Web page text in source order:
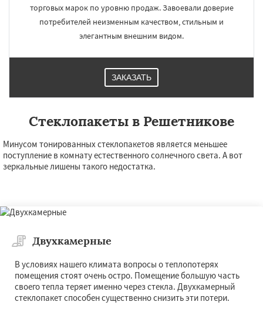
торговых марок по уровню продаж. Завоевали доверие
потребителей неизменным качеством, стильным и
элегантным внешним видом.
ЗАКАЗАТЬ
Стеклопакеты в Решетникове
Минусом тонированных стеклопакетов является меньшее
поступление в комнату естественного солнечного света. А вот
зеркальные лишены такого недостатка.
Двухкамерные
В условиях нашего климата вопросы о теплопотерях
помещения стоят очень остро. Помещение большую часть
своего тепла теряет именно через стекла. Двухкамерный
стеклопакет способен существенно снизить эти потери.